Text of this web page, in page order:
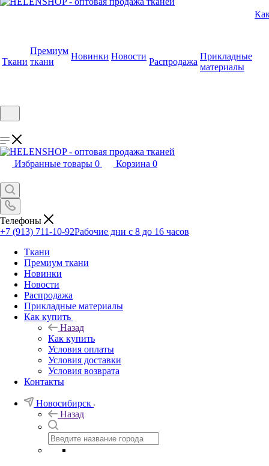
Ткани
Премиум
ткани
Новинки Новости
Распродажа
Прикладные
материалы
Избранные товары 0 Корзина 0
Телефоны
+7 (913) 711-10-92Рабочие дни с 8 до 16 часов
Ткани
Премиум ткани
Новинки
Новости
Распродажа
Прикладные материалы
Как купить
Назад
Как купить
Условия оплаты
Условия доставки
Условия возврата
Контакты
Новосибирск
Назад